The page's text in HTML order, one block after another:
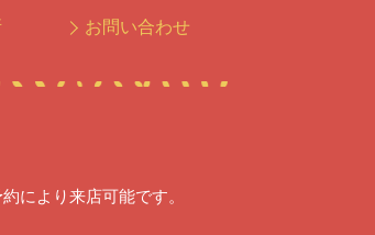
お問い合わせ
により来店可能です。